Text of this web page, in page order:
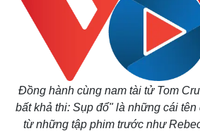
Đồng hành cùng nam tài tử Tom
bất khả thi: Sụp đổ" là những cái
từ những tập phim trước như